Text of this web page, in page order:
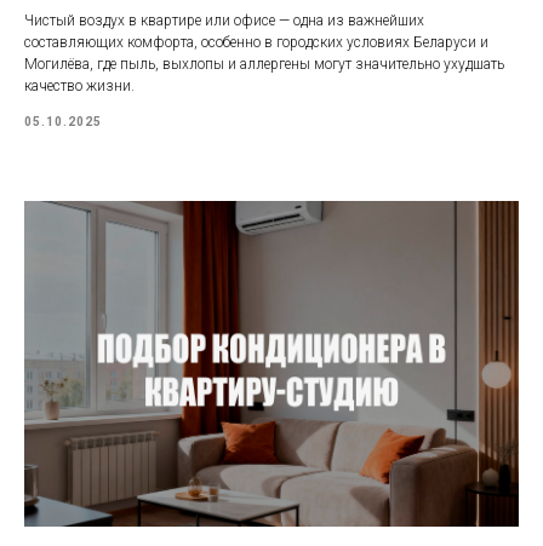
Чистый воздух в квартире или офисе — одна из важнейших
составляющих комфорта, особенно в городских условиях Беларуси и
Могилёва, где пыль, выхлопы и аллергены могут значительно ухудшать
качество жизни.
05.10.2025